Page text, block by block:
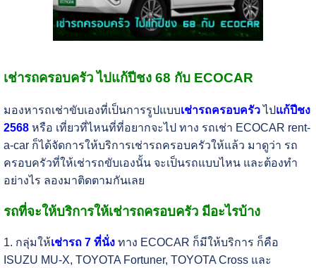
เช่ารถครอบครัว ไปแก้ปีชง 68 กับ ECOCAR
มองหารถเช่าขับเองที่เป็นการรูปแบบเช่ารถครอบครัวไปแก้ปีชง
2568หรือ เที่ยวที่ไหนที่ที่อยากจะไป ทาง รถเช่า ECOCAR rent-
a-car ก็ได้จัดการให้บริการเช่ารถครอบครัวให้แล้ว มาดูว่า รถ
ครอบครัวที่ให้เช่ารถขับเองนั้น จะเป็นรถแบบไหน และต้องทำ
อย่างไร ลองมาติดตามกันเลย
รถที่จะให้บริการให้เช่ารถครอบครัว มีอะไรบ้าง
1. กลุ่มให้เช่ารถ 7 ที่นั่งทาง ECOCAR ก็มีให้บริการ ก็คือ
ISUZU MU-X, TOYOTA Fortuner, TOYOTA Cross และ